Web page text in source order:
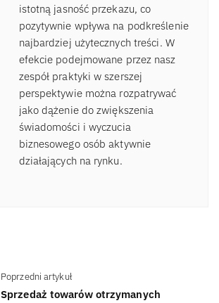
istotną jasność przekazu, co
pozytywnie wpływa na podkreślenie
najbardziej użytecznych treści. W
efekcie podejmowane przez nasz
zespół praktyki w szerszej
perspektywie można rozpatrywać
jako dążenie do zwiększenia
świadomości i wyczucia
biznesowego osób aktywnie
działających na rynku.
Poprzedni artykuł
Sprzedaż towarów otrzymanych